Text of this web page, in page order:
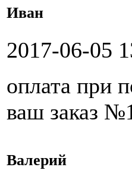
Иван
2017-06-05
оплата при
ваш заказ
Валерий